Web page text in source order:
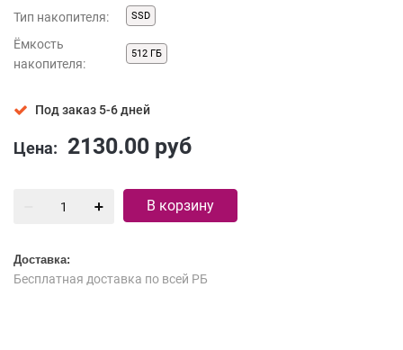
Тип накопителя: SSD
Ёмкость
накопителя:
512 ГБ
Под заказ 5-6 дней
Цена: 2130.00 руб
В корзину
Доставка:
Бесплатная доставка по всей РБ